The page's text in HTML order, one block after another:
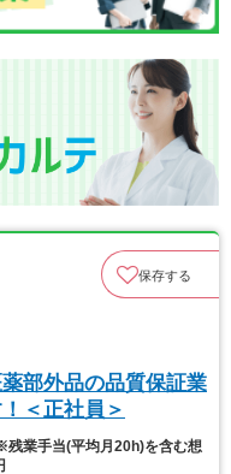
保存する
部外品の品質保証業
＜正社員＞
残業手当(平均月20h)を含む想